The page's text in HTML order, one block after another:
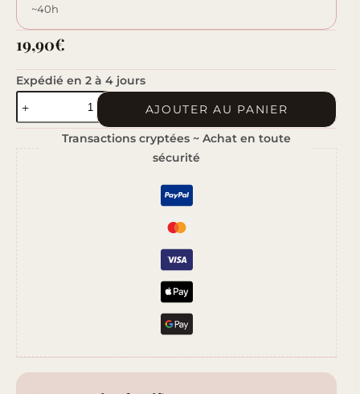
~40h
19,90€
Expédié en 2 à 4 jours
de
Fête
des
Mères
|
Bougie
parfumée
Maman
D’amour
AJOUTER AU PANIER
Transactions cryptées ~ Achat en toute
sécurité